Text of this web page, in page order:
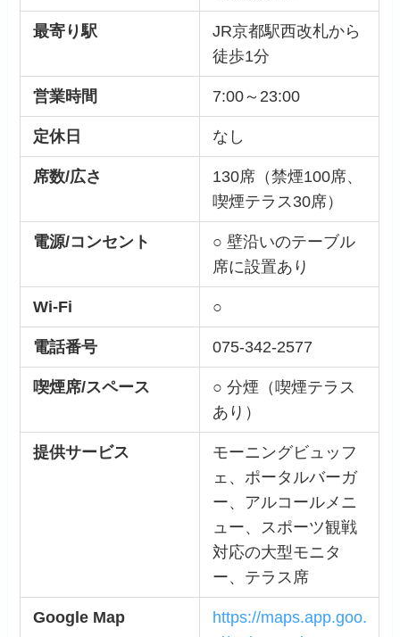
最寄り駅
JR京都駅西改札から
徒歩1分
営業時間 7:00～23:00
定休日 なし
席数/広さ
130席（禁煙100席、
喫煙テラス30席）
電源/コンセント
○ 壁沿いのテーブル
席に設置あり
Wi-Fi ○
電話番号 075-342-2577
喫煙席/スペース
○ 分煙（喫煙テラス
あり）
提供サービス
モーニングビュッフ
ェ、ポータルバーガ
ー、アルコールメニ
ュー、スポーツ観戦
対応の大型モニタ
ー、テラス席
Google Map
https://maps.app.goo.